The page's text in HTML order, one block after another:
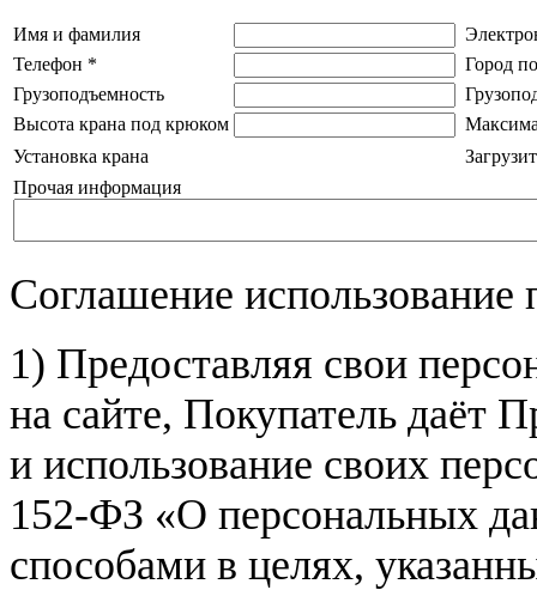
Имя и фамилия
Телефон *
Город
Грузоподъемность
Высота крана под крюком
Установка крана
Прочая информация
Соглашение
1) Предоставляя свои
на сайте, Покупатель даёт
и использование своих
152-ФЗ «О персональных
способами в целях,